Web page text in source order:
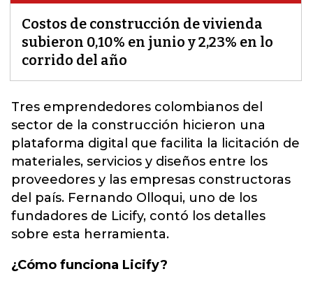
Costos de construcción de vivienda
subieron 0,10% en junio y 2,23% en lo
corrido del año
Tres emprendedores colombianos del
sector de la construcción hicieron una
plataforma digital que facilita la licitación de
materiales, servicios y diseños entre los
proveedores y las empresas constructoras
del país. Fernando Olloqui, uno de los
fundadores de Licify, contó los detalles
sobre esta herramienta.
¿Cómo funciona Licify?